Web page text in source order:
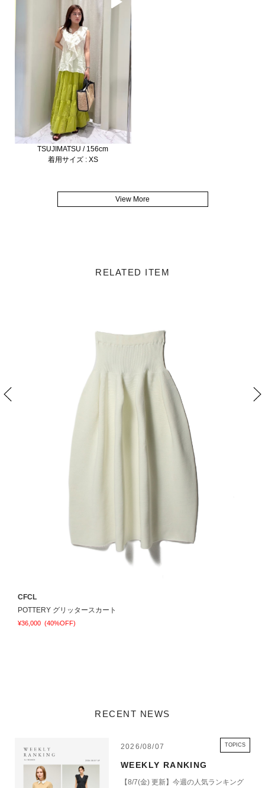
TSUJIMATSU / 156cm
着用サイズ : XS
View More
RELATED ITEM
CFCL
POTTERY グリッタースカート
¥36,000 (40%OFF)
RECENT NEWS
2026/08/07 TOPICS
WEEKLY RANKING
【8/7(金) 更新】今週の人気ランキング